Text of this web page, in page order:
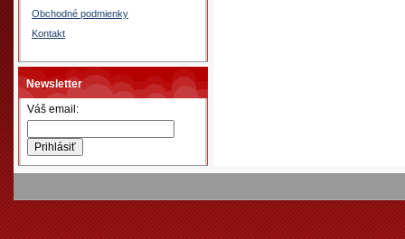
Obchodné podmienky
Kontakt
Newsletter
Váš email: